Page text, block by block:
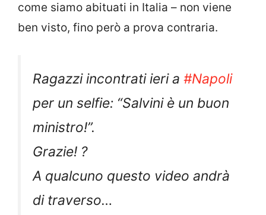
come siamo abituati in Italia – non viene
ben visto, fino però a prova contraria.
Ragazzi incontrati ieri a #Napoli
per un selfie: “Salvini è un buon
ministro!”.
Grazie! ?
A qualcuno questo video andrà
di traverso…